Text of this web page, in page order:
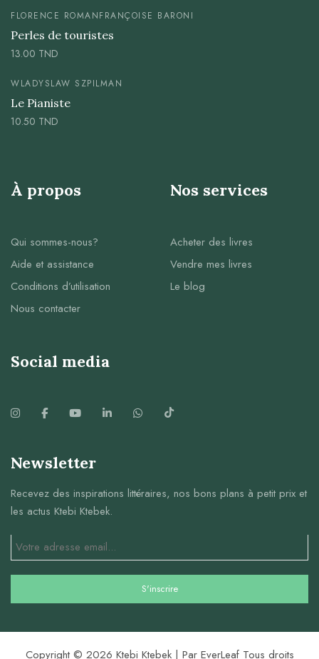
FLORENCE ROMANFRANÇOISE BARONI
Perles de touristes
13.00 TND
WLADYSLAW SZPILMAN
Le Pianiste
10.50 TND
À propos
Qui sommes-nous?
Aide et assistance
Conditions d’utilisation
Nous contacter
Nos services
Acheter des livres
Vendre mes livres
Le blog
Social media
Newsletter
Recevez des inspirations littéraires, nos bons plans à petit prix et
les actus Ktebi Ktebek.
Copyright © 2026 Ktebi Ktebek | Par EverLeaf Tous droits